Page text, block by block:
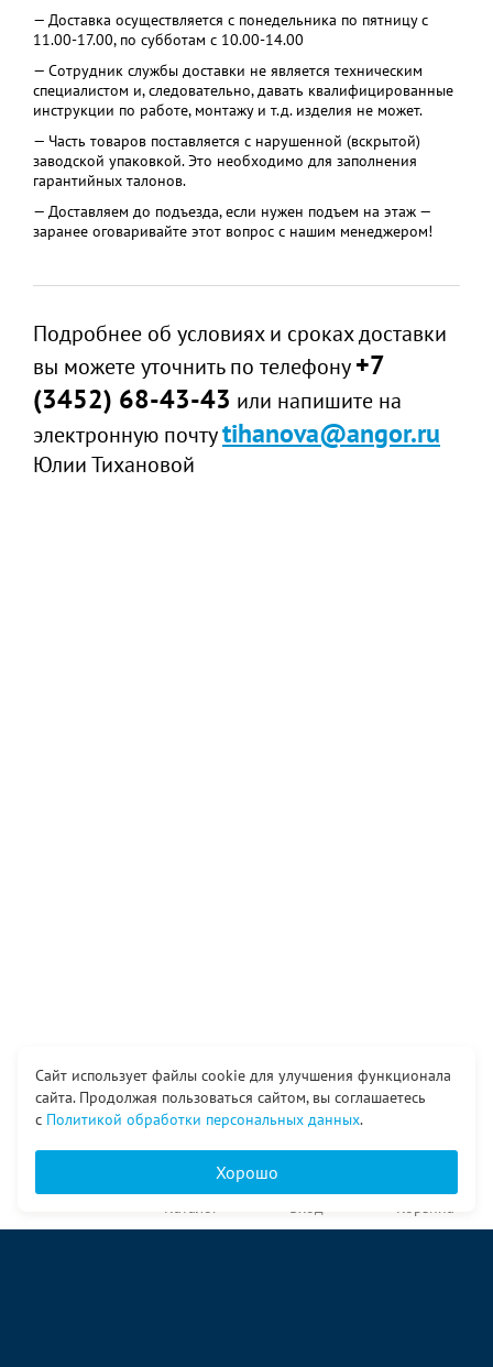
— Доставка осуществляется с понедельника по пятницу с
11.00-17.00, по субботам с 10.00-14.00
— Сотрудник службы доставки не является техническим
специалистом и, следовательно, давать квалифицированные
инструкции по работе, монтажу и т.д. изделия не может.
— Часть товаров поставляется с нарушенной (вскрытой)
заводской упаковкой. Это необходимо для заполнения
гарантийных талонов.
— Доставляем до подъезда, если нужен подъем на этаж —
заранее оговаривайте этот вопрос с нашим менеджером!
Подробнее об условиях и сроках доставки
вы можете уточнить по телефону+7
(3452) 68-43-43 или напишите на
электронную почтуtihanova@angor.ru
Юлии Тихановой
Сайт использует файлы cookie для улучшения функционала
сайта. Продолжая пользоваться сайтом, вы соглашаетесь
с Политикой обработки персональных данных.
Хорошо